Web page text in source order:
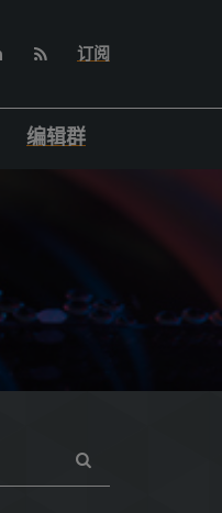
订阅
编辑群